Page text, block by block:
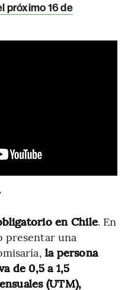
próximo 16 de
en Chile. En
presentar una
la persona
de 0,5 a 1,5
(UTM),